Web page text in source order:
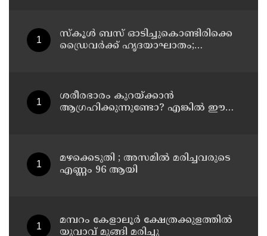
സ്കൂൾ ബസ് ഓടിച്ചുകൊണ്ടിരിക്കെ
ഡ്രൈവർക്ക് ഹൃദയാഘാതം;
ശരീരഭാരം കുറയ്ക്കാൻ
ആഗ്രഹിക്കുന്നുണ്ടോ? എങ്കിൽ ഈ
മഴക്കെടുതി ; അസമില്‍ മരിച്ചവരുടെ
എണ്ണം 96 ആയി
മമ്പറം കേളാലൂർ ക്ഷേത്രക്കുളത്തിൽ
യുവാവ് മുങ്ങി മരിച്ചു